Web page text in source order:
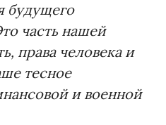
будущего
часть нашей
права человека и
тесное
и военной